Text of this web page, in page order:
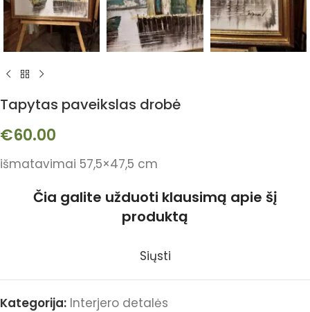
Tapytas paveikslas drobė
€60.00
išmatavimai 57,5×47,5 cm
Čia galite užduoti klausimą apie šį
produktą
Siųsti
Kategorija: Interjero detalės